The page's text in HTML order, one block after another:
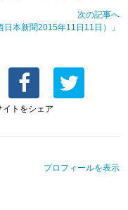
次の記事へ
日本新聞2015年11日11日）」
イトをシェア
プロフィールを表示